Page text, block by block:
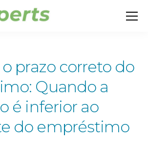
prazo correto do
Quando a
é inferior ao
do empréstimo